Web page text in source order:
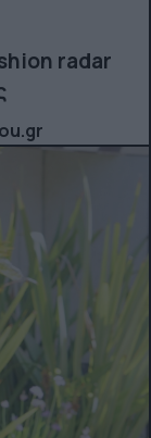
radar